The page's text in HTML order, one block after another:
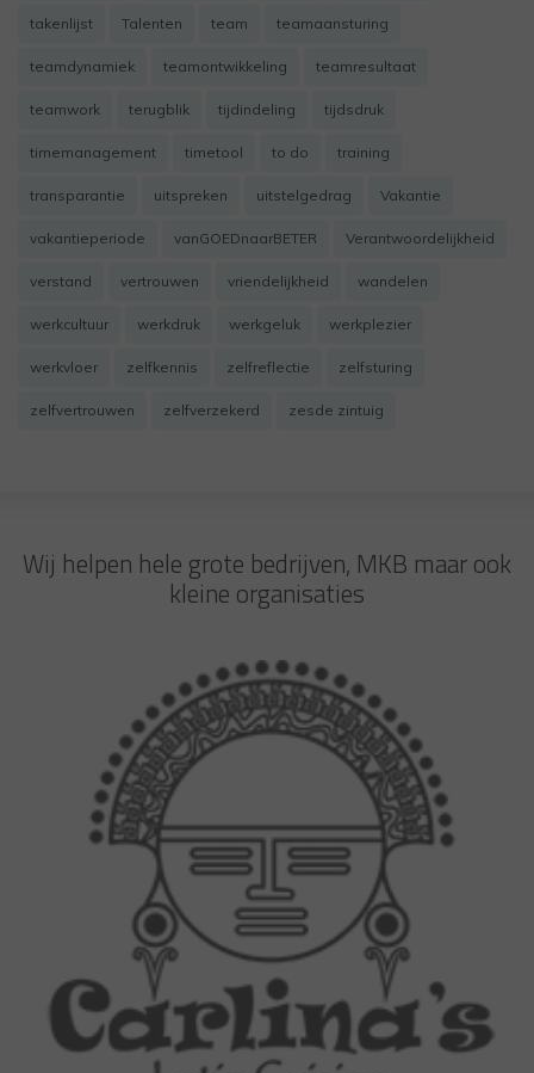
takenlijst Talenten team teamaansturing
teamdynamiek teamontwikkeling teamresultaat
teamwork terugblik tijdindeling tijdsdruk
timemanagement timetool to do training
transparantie uitspreken uitstelgedrag Vakantie
vakantieperiode vanGOEDnaarBETER Verantwoordelijkheid
verstand vertrouwen vriendelijkheid wandelen
werkcultuur werkdruk werkgeluk werkplezier
werkvloer zelfkennis zelfreflectie zelfsturing
zelfvertrouwen zelfverzekerd zesde zintuig
Wij helpen hele grote bedrijven, MKB maar ook
kleine organisaties